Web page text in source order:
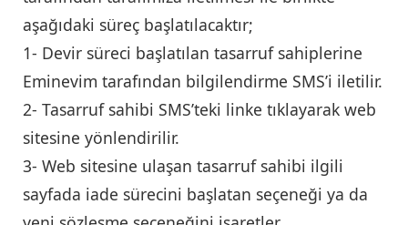
aşağıdaki süreç başlatılacaktır;
1- Devir süreci başlatılan tasarruf sahiplerine
Eminevim tarafından bilgilendirme SMS’i iletilir.
2- Tasarruf sahibi SMS’teki linke tıklayarak web
sitesine yönlendirilir.
3- Web sitesine ulaşan tasarruf sahibi ilgili
sayfada iade sürecini başlatan seçeneği ya da